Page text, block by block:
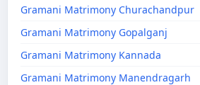
Gramani Matrimony Churachandpur
Gramani Matrimony Gopalganj
Gramani Matrimony Kannada
Gramani Matrimony Manendragarh